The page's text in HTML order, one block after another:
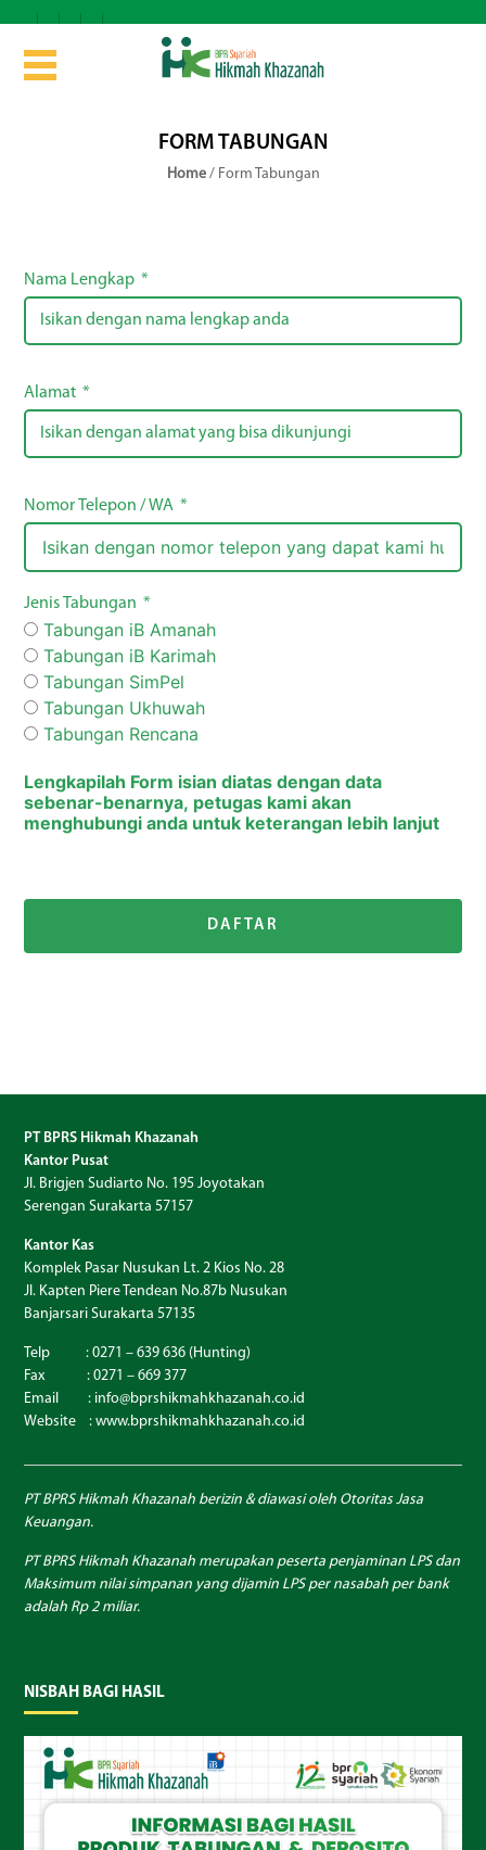
FORM TABUNGAN
Home/ Form Tabungan
Nama Lengkap
Alamat
Nomor Telepon / WA
Jenis Tabungan
Tabungan iB Amanah
Tabungan iB Karimah
Tabungan SimPel
Tabungan Ukhuwah
Tabungan Rencana
Lengkapilah Form isian diatas dengan data
sebenar-benarnya, petugas kami akan
menghubungi anda untuk keterangan lebih lanjut
DAFTAR
PT BPRS Hikmah Khazanah
Kantor Pusat
Jl. Brigjen Sudiarto No. 195 Joyotakan
Serengan Surakarta 57157
Kantor Kas
Komplek Pasar Nusukan Lt. 2 Kios No. 28
Jl. Kapten Piere Tendean No.87b Nusukan
Banjarsari Surakarta 57135
Telp : 0271 – 639 636 (Hunting)
Fax : 0271 – 669 377
Email : info@bprshikmahkhazanah.co.id
Website :www.bprshikmahkhazanah.co.id
PT BPRS Hikmah Khazanah berizin & diawasi oleh Otoritas Jasa
Keuangan.
PT BPRS Hikmah Khazanah merupakan peserta penjaminan LPS dan
Maksimum nilai simpanan yang dijamin LPS per nasabah per bank
adalah Rp 2 miliar.
NISBAH BAGI HASIL